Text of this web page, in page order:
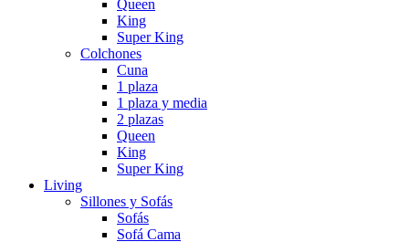
Queen
King
Super King
Colchones
Cuna
1 plaza
1 plaza y media
2 plazas
Queen
King
Super King
Living
Sillones y Sofás
Sofás
Sofá Cama